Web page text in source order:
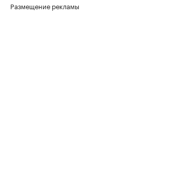
Размещение рекламы